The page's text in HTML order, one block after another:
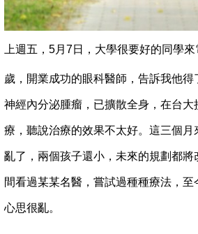
上週五，5月7日，大學很要好的同學
歲，開業成功的眼科醫師，告訴我他得
神經內分泌腫瘤，已擴散全身，在台大
療，聽說治療的效果不太好。這三個月
亂了，兩個孩子還小，未來的規劃都將
間看過某某名醫，嘗試過種種療法，至
心思很亂。